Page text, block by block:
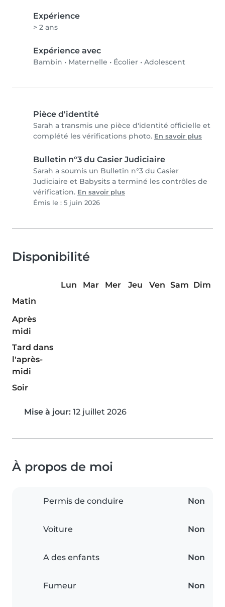
Expérience
> 2 ans
Expérience avec
Bambin • Maternelle • Écolier • Adolescent
Pièce d'identité
Sarah a transmis une pièce d'identité officielle et
complété les vérifications photo. En savoir plus
Bulletin n°3 du Casier Judiciaire
Sarah a soumis un Bulletin n°3 du Casier
Judiciaire et Babysits a terminé les contrôles de
vérification. En savoir plus
Émis le : 5 juin 2026
Disponibilité
Lun Mar Mer Jeu Ven Sam Dim
Matin
Après
midi
Tard dans
l'après-
midi
Soir
Mise à jour: 12 juillet 2026
À propos de moi
Permis de conduire Non
Voiture Non
A des enfants Non
Fumeur Non